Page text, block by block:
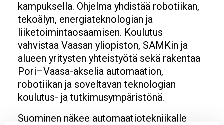
kampuksella. Ohjelma yhdistää robotiikan,
tekoälyn, energiateknologian ja
liiketoimintaosaamisen. Koulutus
vahvistaa Vaasan yliopiston, SAMKin ja
alueen yritysten yhteistyötä sekä rakentaa
Pori–Vaasa-akselia automaation,
robotiikan ja soveltavan teknologian
koulutus- ja tutkimusympäristönä.
Suominen näkee automaatiotekniikalle